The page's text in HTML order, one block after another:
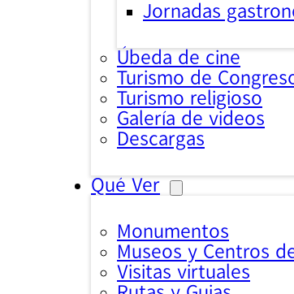
Jornadas
Úbeda de cine
Turismo de
Turismo religioso
Galería de videos
Descargas
Qué Ver
Monumentos
Museos y Centros
Visitas virtuales